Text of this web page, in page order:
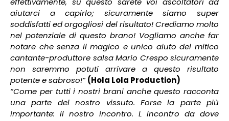
aiutarci a capirlo; sicuramente siamo super
soddisfatti ed orgogliosi del risultato! Crediamo molto
nel potenziale di questo brano! Vogliamo anche far
notare che senza il magico e unico aiuto del mitico
cantante-produttore salsa Mario Crespo sicuramente
non saremmo potuti arrivare a questo risultato
potente e sabroso!”(Hola Lola Production)
“Come per tutti i nostri brani anche questo racconta
una parte del nostro vissuto. Forse la parte più
importante: il nostro incontro. L incontro da dove